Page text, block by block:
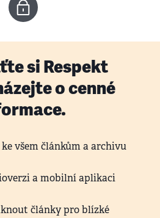
si Respekt
o cenné
všem článkům a archivu
a mobilní aplikaci
články pro blízké